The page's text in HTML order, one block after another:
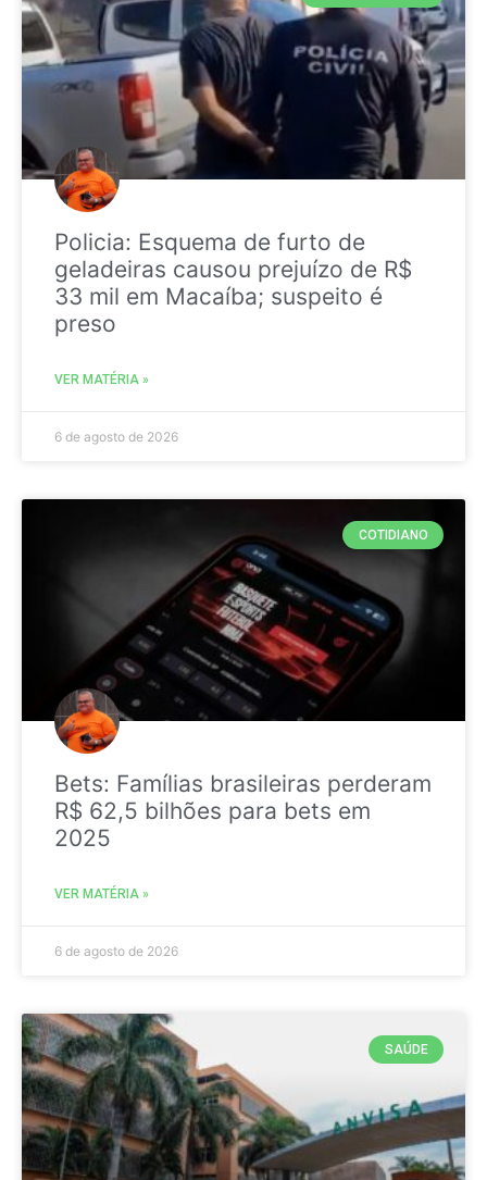
Policia: Esquema de furto de
geladeiras causou prejuízo de R$
33 mil em Macaíba; suspeito é
preso
VER MATÉRIA »
6 de agosto de 2026
COTIDIANO
Bets: Famílias brasileiras perderam
R$ 62,5 bilhões para bets em
2025
VER MATÉRIA »
6 de agosto de 2026
SAÚDE